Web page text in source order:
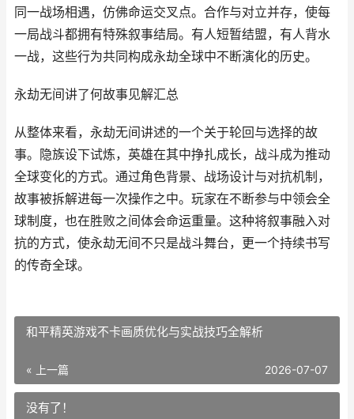
同一战场相遇，仿佛命运交叉点。合作与对立并存，使每
一局战斗都拥有特殊叙事结局。有人短暂结盟，有人背水
一战，这些行为共同构成永劫全球中不断演化的历史。
永劫无间讲了何故事见解汇总
从整体来看，永劫无间讲述的一个关于轮回与选择的故
事。隐族设下试炼，英雄在其中挣扎成长，战斗成为推动
全球变化的方式。通过角色背景、战场设计与对抗机制，
故事被拆解进每一次操作之中。玩家在不断参与中领会全
球制度，也在胜败之间体会命运重量。这种将叙事融入对
抗的方式，使永劫无间不只是战斗舞台，更一个持续书写
的传奇全球。
和平精英游戏不卡画质优化与实战技巧全解析
« 上一篇 2026-07-07
没有了！